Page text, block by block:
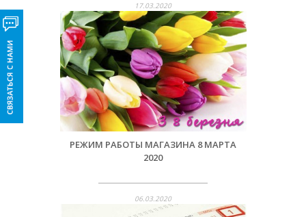
17.03.2020
РЕЖИМ РАБОТЫ МАГАЗИНА 8 МАРТА
2020
06.03.2020